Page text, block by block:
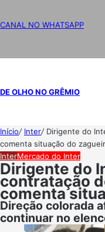
CANAL NO WHATSAPP
DE OLHO NO GRÊMIO
Início/ Inter/ Dirigente do
comenta situação do
InterMercado do Inter
Dirigente do
contratação
comenta
Direção colorada
continuar no